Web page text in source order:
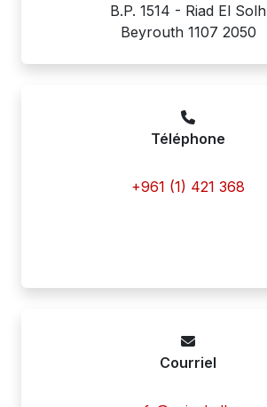
B.P. 1514 - Riad El Solh
Beyrouth 1107 2050
Téléphone
+961 (1) 421 368
Courriel